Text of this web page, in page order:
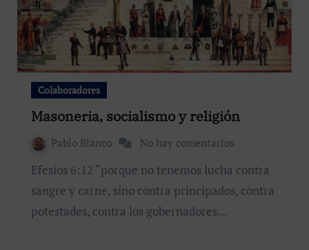
Colaboradores
Masoneria, socialismo y religión
Pablo Blanco No hay comentarios
Efesios 6:12 “porque no tenemos lucha contra
sangre y carne, sino contra principados, contra
potestades, contra los gobernadores…